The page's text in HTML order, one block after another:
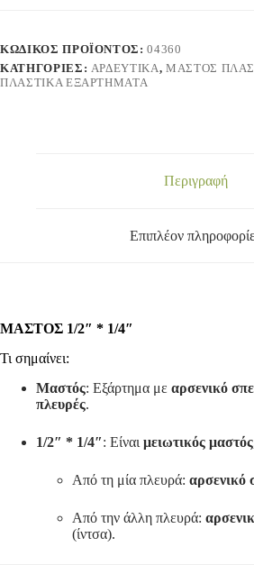
ΚΩΔΙΚΌΣ ΠΡΟΪΌΝΤΟΣ:04360
ΚΑΤΗΓΟΡΊΕΣ: ΑΡΔΕΥΤΙΚΑ, ΜΑΣΤΟΣ
ΠΛΑΣΤΙΚΑ ΕΞΑΡΤΗΜΑΤΑ
Περιγραφή
Επιπλέον
ΜΑΣΤΟΣ 1/2″ * 1/4″
Τι σημαίνει:
Μαστός: Εξάρτημα με αρσενικό
πλευρές.
1/2″ * 1/4″: Είναι μειωτικός μαστός
Από τη μία πλευρά: αρσενικό
Από την άλλη πλευρά:
(ίντσα).